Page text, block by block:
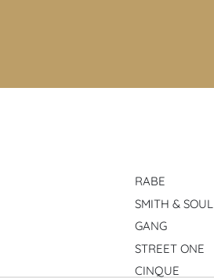
RABE
SMITH & SOUL
GANG
STREET ONE
CINQUE